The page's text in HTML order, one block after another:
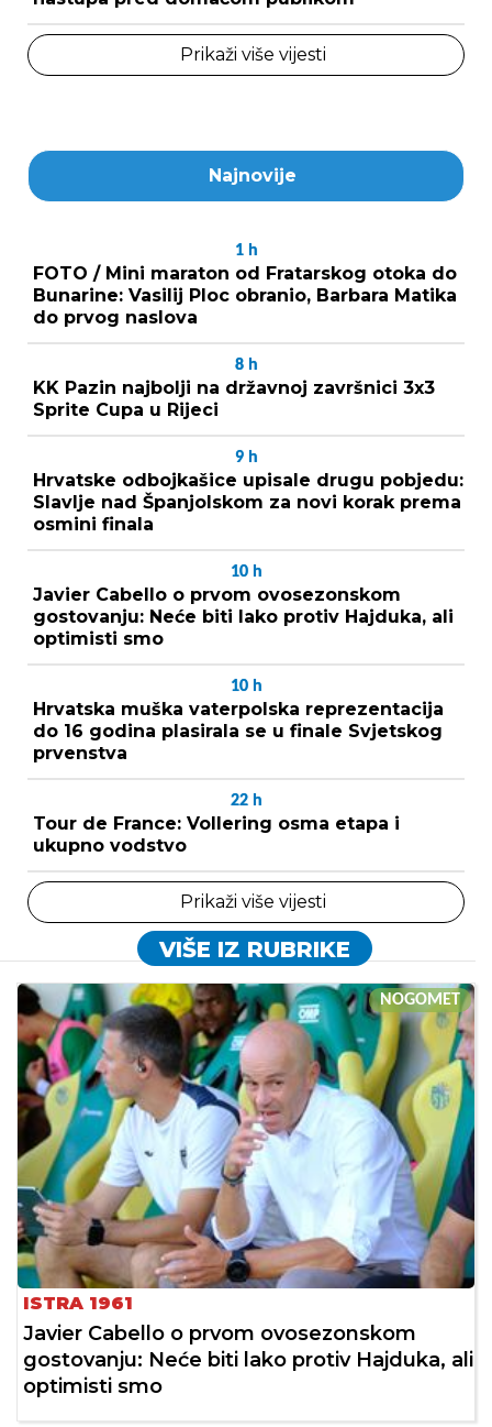
Prikaži više vijesti
Najnovije
1 h
FOTO / Mini maraton od Fratarskog otoka do
Bunarine: Vasilij Ploc obranio, Barbara Matika
do prvog naslova
8 h
KK Pazin najbolji na državnoj završnici 3x3
Sprite Cupa u Rijeci
9 h
Hrvatske odbojkašice upisale drugu pobjedu:
Slavlje nad Španjolskom za novi korak prema
osmini finala
10 h
Javier Cabello o prvom ovosezonskom
gostovanju: Neće biti lako protiv Hajduka, ali
optimisti smo
10 h
Hrvatska muška vaterpolska reprezentacija
do 16 godina plasirala se u finale Svjetskog
prvenstva
22 h
Tour de France: Vollering osma etapa i
ukupno vodstvo
Prikaži više vijesti
VIŠE IZ RUBRIKE
NOGOMET
ISTRA 1961
Javier Cabello o prvom ovosezonskom
gostovanju: Neće biti lako protiv Hajduka, ali
optimisti smo